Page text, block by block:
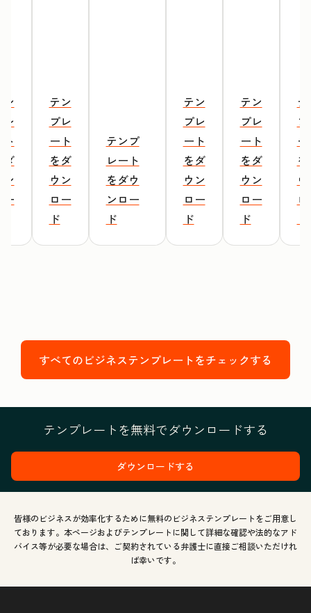
ダ
ー
テン
プレ
ート
をダ
ウン
ロー
ド
テンプ
レート
をダウ
ンロー
ド
テン
プレ
ート
をダ
ウン
ロー
ド
テン
プレ
ート
をダ
ウン
ロー
ド
すべてのビジネステンプレートをチェックする
テンプレートを無料でダウンロードする
ダウンロードする
皆様のビジネスが効率化するために無料のビジネステンプレートをご用意し
ております。本ページおよびテンプレートに関して詳細な確認や法的なアド
バイス等が必要な場合は、ご契約されている弁護士に直接ご相談いただけれ
ば幸いです。